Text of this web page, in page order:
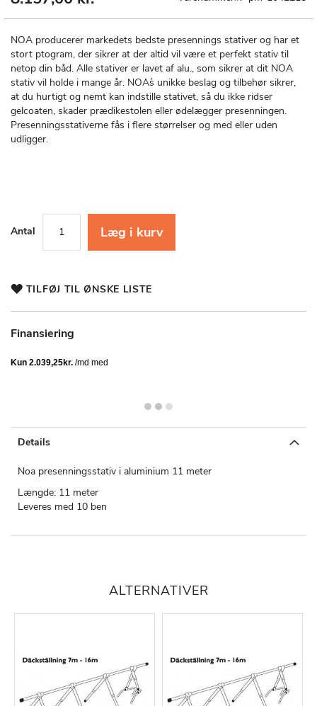
NOA producerer markedets bedste presennings stativer og har et
stort ptogram, der sikrer at der altid vil være et perfekt stativ til
netop din båd. Alle stativer er lavet af alu., som sikrer at dit NOA
stativ vil holde i mange år. NOA´s unikke beslag og tilbehør sikrer,
at du hurtigt og nemt kan indstille stativet, så du ikke ridser
gelcoaten, skader prædikestolen eller ødelægger presenningen.
Presenningsstativerne fås i flere størrelser og med eller uden
udligger.
Antal Læg i kurv
TILFØJ TIL ØNSKE LISTE
Finansiering
af
billedgalleriet
Details
Noa presenningsstativ i aluminium 11 meter
Længde: 11 meter
Leveres med 10 ben
ALTERNATIVER